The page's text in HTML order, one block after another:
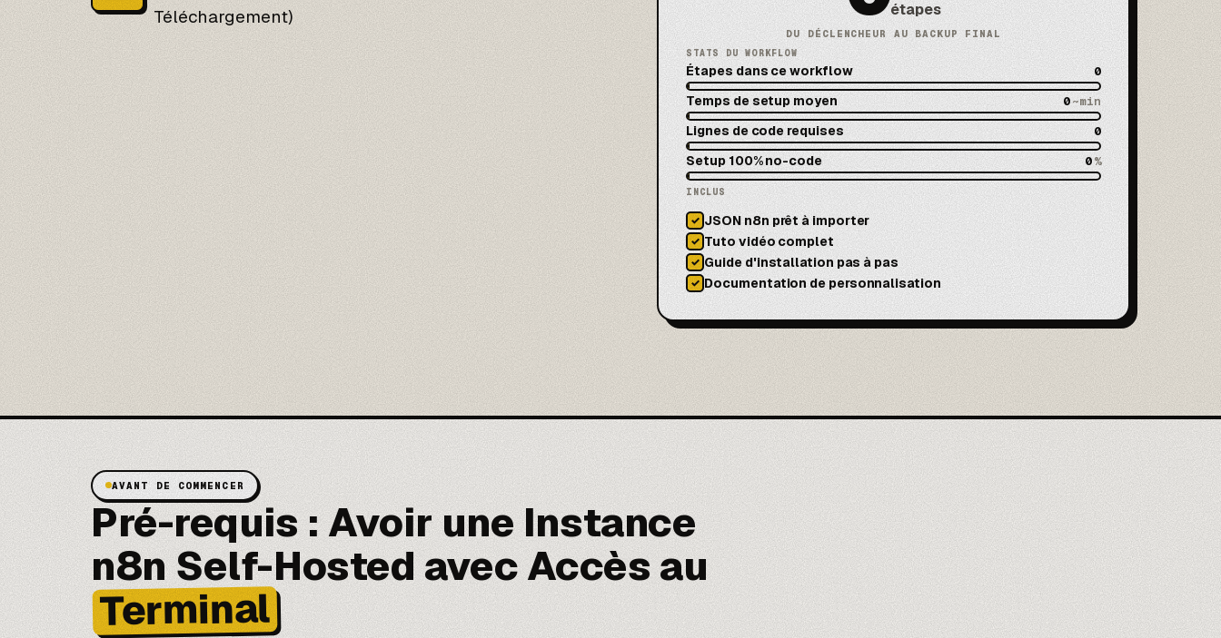
Téléchargement)
étapes
DU DÉCLENCHEUR AU BACKUP FINAL
STATS DU WORKFLOW
Étapes dans ce workflow 0
Temps de setup moyen 0~min
Lignes de code requises 0
Setup 100% no-code 0%
INCLUS
✓ JSON n8n prêt à importer
✓ Tuto vidéo complet
✓ Guide d'installation pas à pas
✓ Documentation de personnalisation
AVANT DE COMMENCER
Pré-requis : Avoir une Instance
n8n Self-Hosted avec Accès au
Terminal